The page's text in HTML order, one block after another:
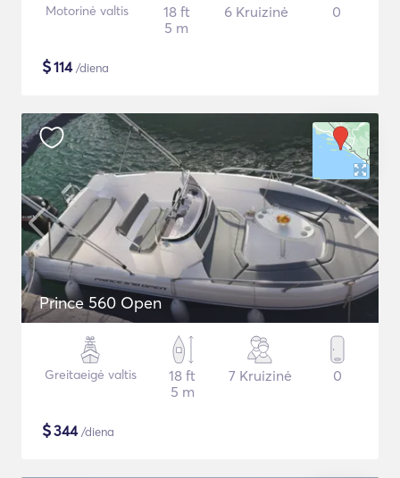
Motorinė valtis
18 ft
5 m
6 Kruizinė 0
$114/diena
Prince 560 Open
Greitaeigė valtis
18 ft
5 m
7 Kruizinė 0
$344/diena